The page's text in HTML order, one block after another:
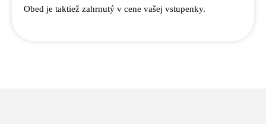
Obed je taktiež zahrnutý v cene vašej vstupenky.